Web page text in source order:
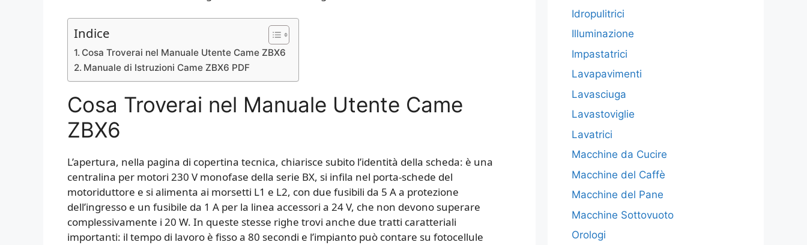
Indice
Cosa Troverai nel Manuale Utente Came ZBX6
Manuale di Istruzioni Came ZBX6 PDF
Cosa Troverai nel Manuale Utente Came
ZBX6
L’apertura, nella pagina di copertina tecnica, chiarisce subito l’identità della scheda: è una
centralina per motori 230 V monofase della serie BX, si infila nel porta-schede del
motoriduttore e si alimenta ai morsetti L1 e L2, con due fusibili da 5 A a protezione
dell’ingresso e un fusibile da 1 A per la linea accessori a 24 V, che non devono superare
complessivamente i 20 W. In queste stesse righe trovi anche due tratti caratteriali
importanti: il tempo di lavoro è fisso a 80 secondi e l’impianto può contare su fotocellule
Idropulitrici
Illuminazione
Impastatrici
Lavapavimenti
Lavasciuga
Lavastoviglie
Lavatrici
Macchine da Cucire
Macchine del Caffè
Macchine del Pane
Macchine Sottovuoto
Orologi